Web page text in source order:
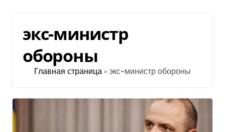
экс-министр
обороны
Главная страница » экс-министр обороны